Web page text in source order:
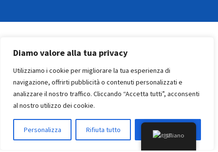
Diamo valore alla tua privacy
Utilizziamo i cookie per migliorare la tua esperienza di
navigazione, offrirti pubblicità o contenuti personalizzati e
analizzare il nostro traffico. Cliccando “Accetta tutti”, acconsenti
al nostro utilizzo dei cookie.
Personalizza Rifiuta tutto Accettare tutto
Italiano